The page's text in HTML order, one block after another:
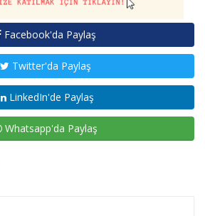
Facebook'da Paylaş
Twitter'da Paylaş
LinkedIn'de Paylaş
Whatsapp'da Paylaş